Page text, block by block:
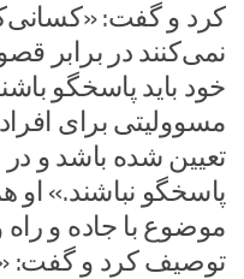
کرد و گفت:
نمی‌کنند در برابر
خود باید پاسخگو
مسوولیتی برای
تعیین شده باشد و در
پاسخگو نباشند.» او
موضوع با جاده و
توصیف کرد و گفت: